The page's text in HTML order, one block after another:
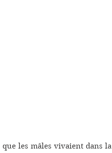
les mâles vivaient dans la